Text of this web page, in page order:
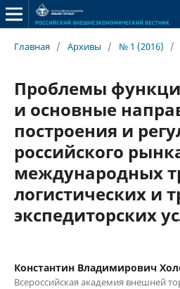
Главная / Архивы / № 1 (2016) /
Проблемы
и основные
построения и
российского
международных
логистических и
экспедиторских
Константин Владимирович
Всероссийская академия внешней